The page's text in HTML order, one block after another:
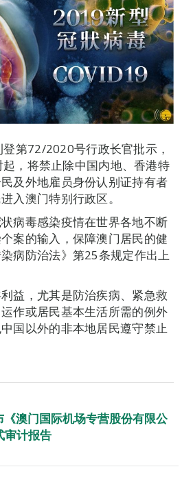
第72/2020号行政长官批示，
，将禁止除中国内地、香港特
及外地雇员身份认别证持有者
入澳门特别行政区。
病毒感染疫情在世界各地不断
案的输入，保障澳门居民的健
病防治法》第25条规定作出上
益，尤其是防治疾病、紧急救
作或居民基本生活所需的例外
国以外的非本地居民遵守禁止
《澳门国际机场专营股份有限公
审计报告